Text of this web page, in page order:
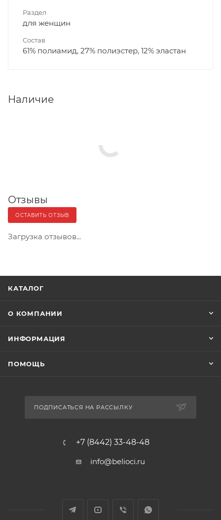
Раздел
для женщин
Состав
61% полиамид, 27% полиэстер, 12% эластан
Наличие
Отзывы
ОСТАВИТЬ ОТЗЫВ
Загрузка отзывов...
КАТАЛОГ
О КОМПАНИИ
ИНФОРМАЦИЯ
ПОМОЩЬ
ПОДПИСАТЬСЯ НА РАССЫЛКУ
+7 (8442) 33-48-48
info@belioci.ru